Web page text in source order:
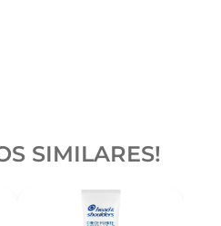
SIMILARES!